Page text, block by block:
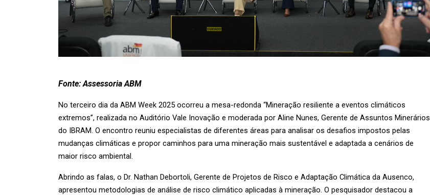
Fonte: Assessoria ABM
No terceiro dia da ABM Week 2025 ocorreu a mesa-redonda “Mineração resiliente a eventos climáticos
extremos”, realizada no Auditório Vale Inovação e moderada por Aline Nunes, Gerente de Assuntos Minerários
do IBRAM. O encontro reuniu especialistas de diferentes áreas para analisar os desafios impostos pelas
mudanças climáticas e propor caminhos para uma mineração mais sustentável e adaptada a cenários de
maior risco ambiental.
Abrindo as falas, o Dr. Nathan Debortoli, Gerente de Projetos de Risco e Adaptação Climática da Ausenco,
apresentou metodologias de análise de risco climático aplicadas à mineração. O pesquisador destacou a